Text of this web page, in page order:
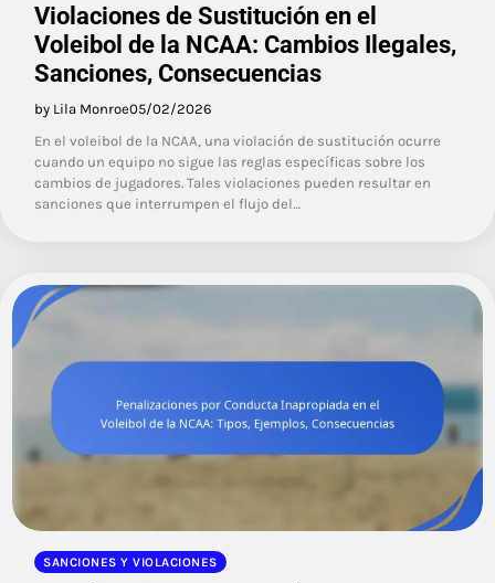
Violaciones de Sustitución en el
Voleibol de la NCAA: Cambios Ilegales,
Sanciones, Consecuencias
by Lila Monroe05/02/2026
En el voleibol de la NCAA, una violación de sustitución ocurre
cuando un equipo no sigue las reglas específicas sobre los
cambios de jugadores. Tales violaciones pueden resultar en
sanciones que interrumpen el flujo del…
SANCIONES Y VIOLACIONES